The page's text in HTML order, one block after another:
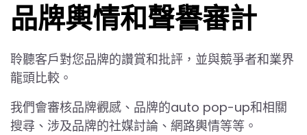
品牌輿情和聲譽審計
聆聽客戶對您品牌的讚賞和批評，並與競爭者和業界
龍頭比較。
我們會審核品牌觀感、品牌的auto pop-up和相關
搜尋、涉及品牌的社媒討論、網路輿情等等。